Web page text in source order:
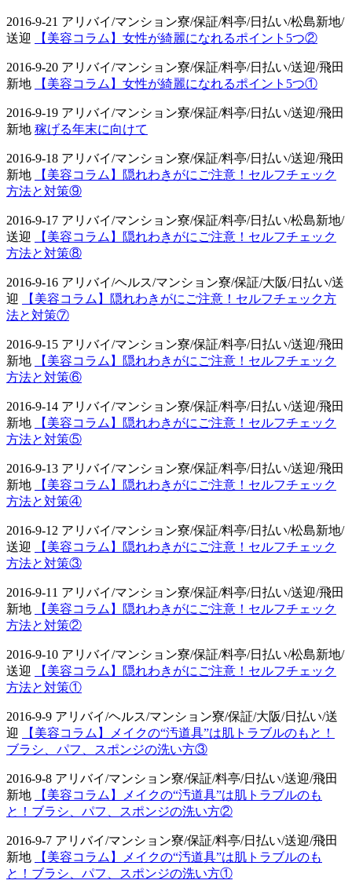
2016-9-21 アリバイ/マンション寮/保証/料亭/日払い/松島新地/
送迎
【美容コラム】女性が綺麗になれるポイント5つ②
2016-9-20 アリバイ/マンション寮/保証/料亭/日払い/送迎/飛田
新地
【美容コラム】女性が綺麗になれるポイント5つ①
2016-9-19 アリバイ/マンション寮/保証/料亭/日払い/送迎/飛田
新地 稼げる年末に向けて
2016-9-18 アリバイ/マンション寮/保証/料亭/日払い/送迎/飛田
新地
【美容コラム】隠れわきがにご注意！セルフチェック
方法と対策⑨
2016-9-17 アリバイ/マンション寮/保証/料亭/日払い/松島新地/
送迎
【美容コラム】隠れわきがにご注意！セルフチェック
方法と対策⑧
2016-9-16 アリバイ/ヘルス/マンション寮/保証/大阪/日払い/送
迎
【美容コラム】隠れわきがにご注意！セルフチェック方
法と対策⑦
2016-9-15 アリバイ/マンション寮/保証/料亭/日払い/送迎/飛田
新地
【美容コラム】隠れわきがにご注意！セルフチェック
方法と対策⑥
2016-9-14 アリバイ/マンション寮/保証/料亭/日払い/送迎/飛田
新地
【美容コラム】隠れわきがにご注意！セルフチェック
方法と対策⑤
2016-9-13 アリバイ/マンション寮/保証/料亭/日払い/送迎/飛田
新地
【美容コラム】隠れわきがにご注意！セルフチェック
方法と対策④
2016-9-12 アリバイ/マンション寮/保証/料亭/日払い/松島新地/
送迎
【美容コラム】隠れわきがにご注意！セルフチェック
方法と対策③
2016-9-11 アリバイ/マンション寮/保証/料亭/日払い/送迎/飛田
新地
【美容コラム】隠れわきがにご注意！セルフチェック
方法と対策②
2016-9-10 アリバイ/マンション寮/保証/料亭/日払い/松島新地/
送迎
【美容コラム】隠れわきがにご注意！セルフチェック
方法と対策①
2016-9-9 アリバイ/ヘルス/マンション寮/保証/大阪/日払い/送
迎
【美容コラム】メイクの“汚道具”は肌トラブルのもと！
ブラシ、パフ、スポンジの洗い方③
2016-9-8 アリバイ/マンション寮/保証/料亭/日払い/送迎/飛田
新地
【美容コラム】メイクの“汚道具”は肌トラブルのも
と！ブラシ、パフ、スポンジの洗い方②
2016-9-7 アリバイ/マンション寮/保証/料亭/日払い/送迎/飛田
新地
【美容コラム】メイクの“汚道具”は肌トラブルのも
と！ブラシ、パフ、スポンジの洗い方①